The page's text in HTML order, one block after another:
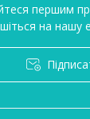
першим
на нашу